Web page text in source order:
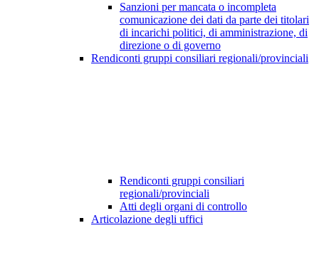
Sanzioni per mancata o incompleta
comunicazione dei dati da parte dei titolari
di incarichi politici, di amministrazione, di
direzione o di governo
Rendiconti gruppi consiliari regionali/provinciali
Rendiconti gruppi consiliari
regionali/provinciali
Atti degli organi di controllo
Articolazione degli uffici